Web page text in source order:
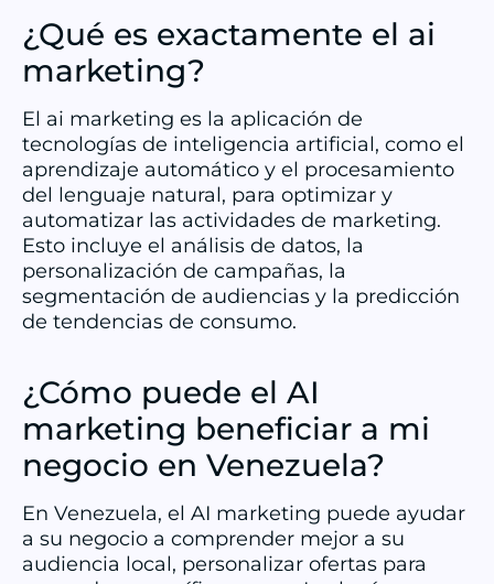
¿Qué es exactamente el ai
marketing?
El ai marketing es la aplicación de
tecnologías de inteligencia artificial, como el
aprendizaje automático y el procesamiento
del lenguaje natural, para optimizar y
automatizar las actividades de marketing.
Esto incluye el análisis de datos, la
personalización de campañas, la
segmentación de audiencias y la predicción
de tendencias de consumo.
¿Cómo puede el AI
marketing beneficiar a mi
negocio en Venezuela?
En Venezuela, el AI marketing puede ayudar
a su negocio a comprender mejor a su
audiencia local, personalizar ofertas para